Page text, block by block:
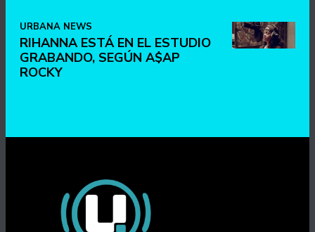
URBANA NEWS
RIHANNA ESTÁ EN EL ESTUDIO
GRABANDO, SEGÚN A$AP
ROCKY